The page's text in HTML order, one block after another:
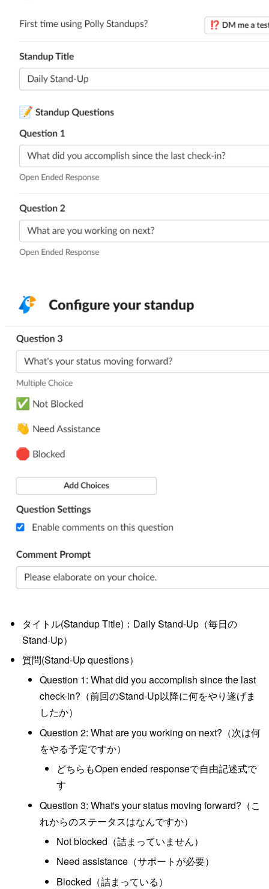
タイトル(Standup Title)：Daily Stand-Up（毎日の
Stand-Up）
質問(Stand-Up questions）
Question 1: What did you accomplish since the last
check-in?（前回のStand-Up以降に何をやり遂げま
したか）
Question 2: What are you working on next?（次は何
をやる予定ですか）
どちらもOpen ended responseで自由記述式で
す
Question 3: What's your status moving forward?（こ
れからのステータスはなんですか）
Not blocked（詰まっていません）
Need assistance（サポートが必要）
Blocked（詰まっている）